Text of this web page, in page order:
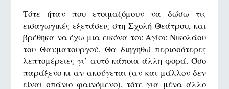
Τότε ήταν που ετοιμαζόμουν να δώσω τις
εισαγωγικές εξετάσεις στη Σχολή Θεάτρου, και
βρέθηκα να έχω μια εικόνα του Αγίου Νικολάου
του Θαυματουργού. Θα διηγηθώ περισσότερες
λεπτομέρειες γι’ αυτό κάποια άλλη φορά. Όσο
παράξενο κι αν ακούγεται (αν και μάλλον δεν
είναι σπάνιο φαινόμενο), τότε για μένα άλλο